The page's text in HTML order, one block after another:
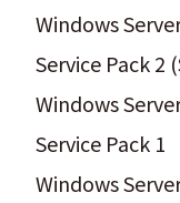
Windows
Service Pack 2
Windows
Service Pack 1
Windows